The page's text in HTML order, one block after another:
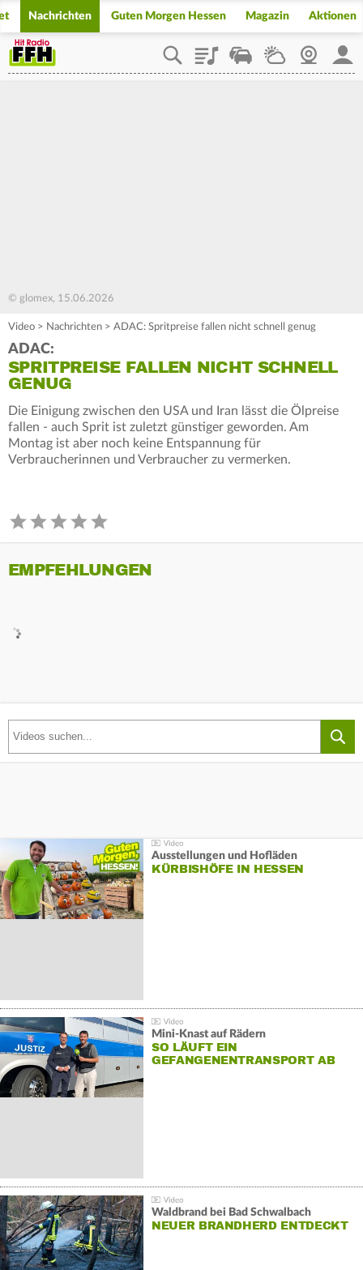
Nachrichten Guten Morgen Hessen Magazin Aktionen
PlaylistStaupilotWetterWebcam
© glomex, 15.06.2026
Video > Nachrichten > ADAC: Spritpreise fallen nicht schnell genug
ADAC:
SPRITPREISE FALLEN NICHT SCHNELL
GENUG
Die Einigung zwischen den USA und Iran lässt die Ölpreise
fallen - auch Sprit ist zuletzt günstiger geworden. Am
Montag ist aber noch keine Entspannung für
Verbraucherinnen und Verbraucher zu vermerken.
EMPFEHLUNGEN
Ausstellungen und Hofläden
KÜRBISHÖFE IN HESSEN
Mini-Knast auf Rädern
SO LÄUFT EIN
GEFANGENENTRANSPORT AB
Waldbrand bei Bad Schwalbach
NEUER BRANDHERD ENTDECKT